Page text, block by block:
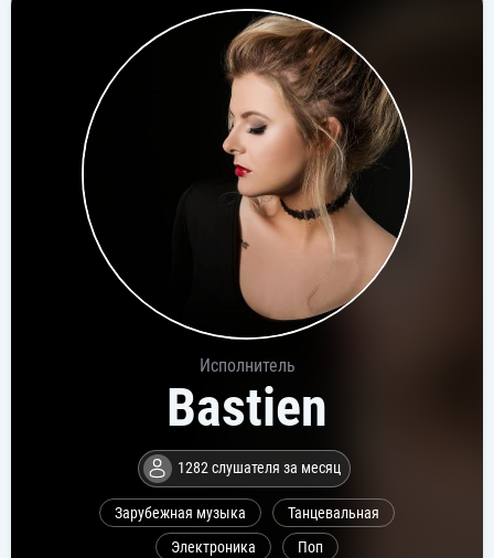
Исполнитель
Bastien
1282 слушателя за месяц
Зарубежная музыка
Танцевальная
Электроника
Поп